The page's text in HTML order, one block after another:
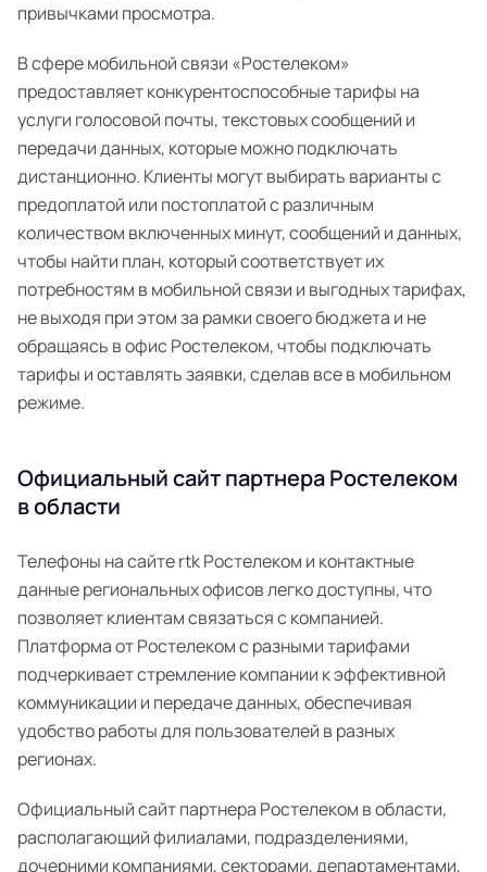
привычками просмотра.
В сфере мобильной связи «Ростелеком»
предоставляет конкурентоспособные тарифы на
услуги голосовой почты, текстовых сообщений и
передачи данных, которые можно подключать
дистанционно. Клиенты могут выбирать варианты с
предоплатой или постоплатой с различным
количеством включенных минут, сообщений и данных,
чтобы найти план, который соответствует их
потребностям в мобильной связи и выгодных тарифах,
не выходя при этом за рамки своего бюджета и не
обращаясь в офис Ростелеком, чтобы подключать
тарифы и оставлять заявки, сделав все в мобильном
режиме.
Официальный сайт партнера Ростелеком
в области
Телефоны на сайте rtk Ростелеком и контактные
данные региональных офисов легко доступны, что
позволяет клиентам связаться с компанией.
Платформа от Ростелеком с разными тарифами
подчеркивает стремление компании к эффективной
коммуникации и передаче данных, обеспечивая
удобство работы для пользователей в разных
регионах.
Официальный сайт партнера Ростелеком в области,
располагающий филиалами, подразделениями,
дочерними компаниями, секторами, департаментами,